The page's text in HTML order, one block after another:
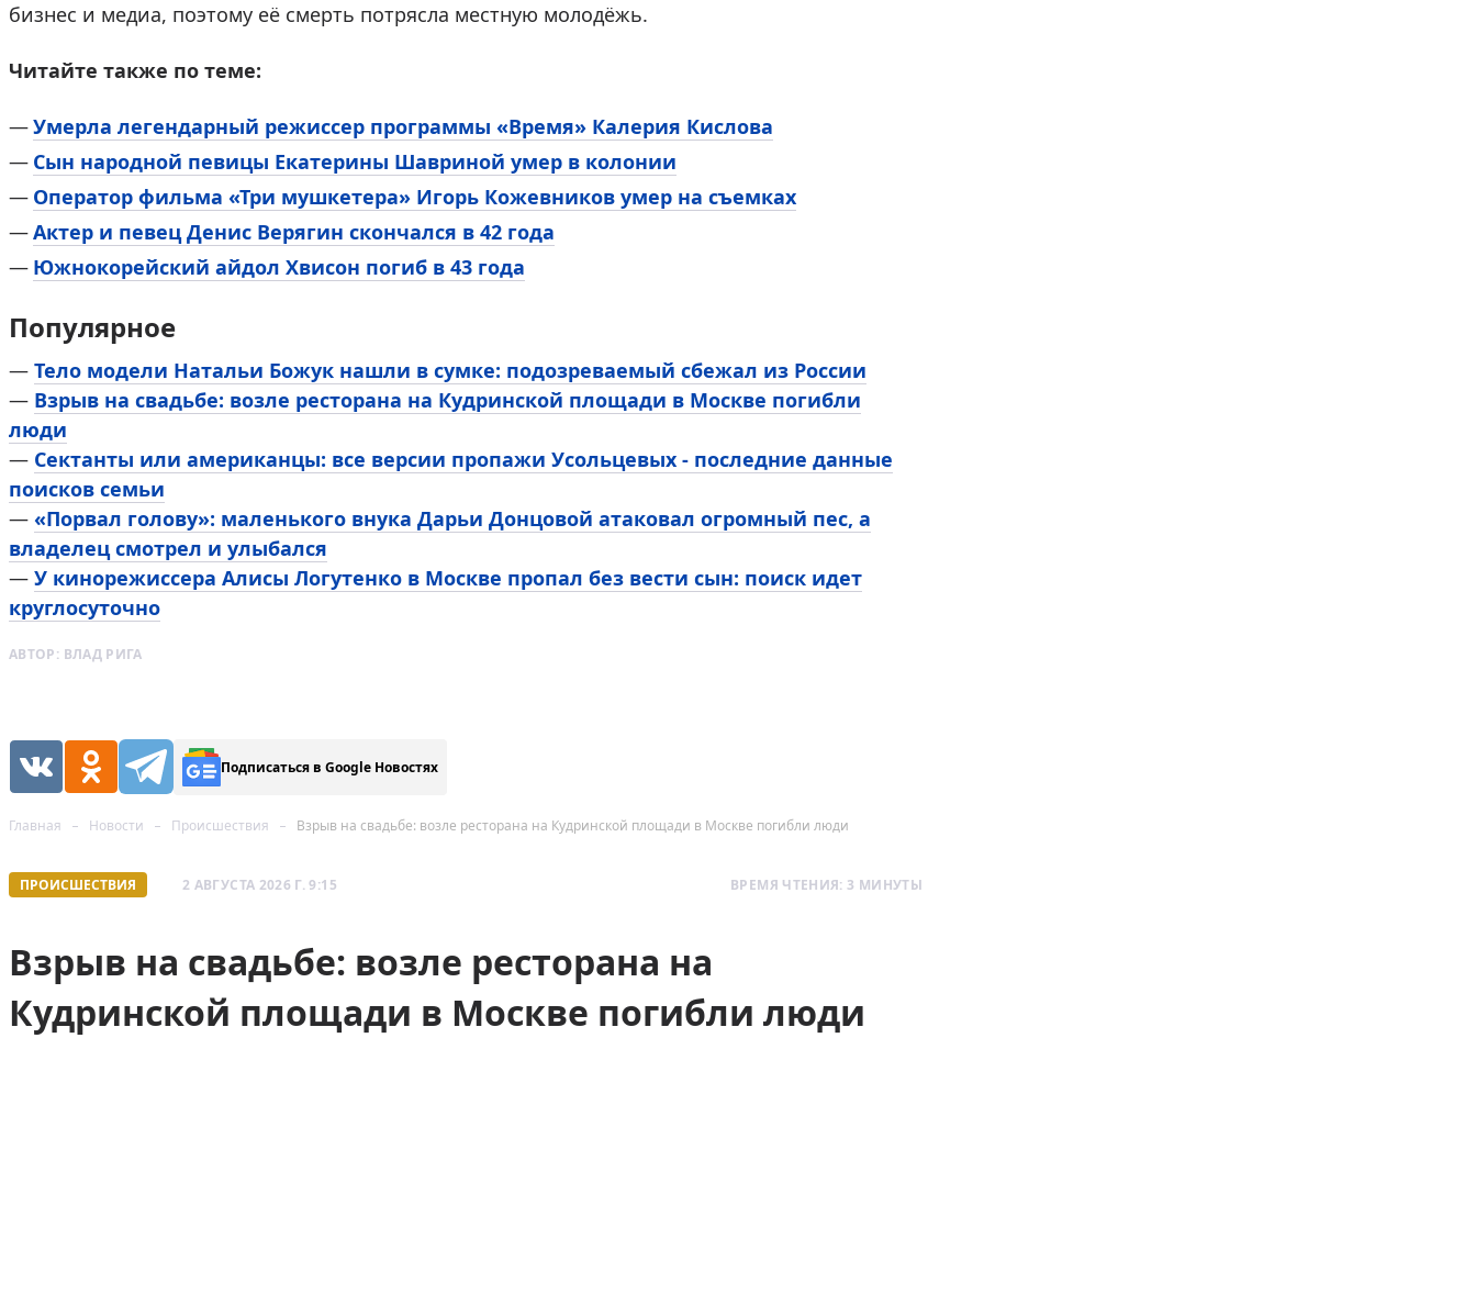
бизнес и медиа, поэтому её смерть потрясла местную молодёжь.
Читайте также по теме:
Умерла легендарный режиссер программы «Время» Калерия Кислова
Сын народной певицы Екатерины Шавриной умер в колонии
Оператор фильма «Три мушкетера» Игорь Кожевников умер на съемках
Актер и певец Денис Верягин скончался в 42 года
Южнокорейский айдол Хвиcон погиб в 43 года
Популярное
— Тело модели Натальи Божук нашли в сумке: подозреваемый сбежал из России
— Взрыв на свадьбе: возле ресторана на Кудринской площади в Москве погибли
люди
— Сектанты или американцы: все версии пропажи Усольцевых - последние данные
поисков семьи
— «Порвал голову»: маленького внука Дарьи Донцовой атаковал огромный пес, а
владелец смотрел и улыбался
— У кинорежиссера Алисы Логутенко в Москве пропал без вести сын: поиск идет
круглосуточно
АВТОР: ВЛАД РИГА
Подписаться в Google Новостях
Главная Новости Происшествия Взрыв на свадьбе: возле ресторана на Кудринской площади в Москве погибли люди
ПРОИСШЕСТВИЯ 2 АВГУСТА 2026 Г. 9:15 ВРЕМЯ ЧТЕНИЯ: 3 МИНУТЫ
Взрыв на свадьбе: возле ресторана на
Кудринской площади в Москве погибли люди